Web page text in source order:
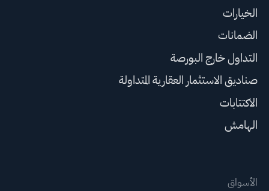
الخيارات
الضمانات
التداول خارج البورصة
صناديق الاستثمار العقارية المتداولة
الاكتتابات
الهامش
الأسواق